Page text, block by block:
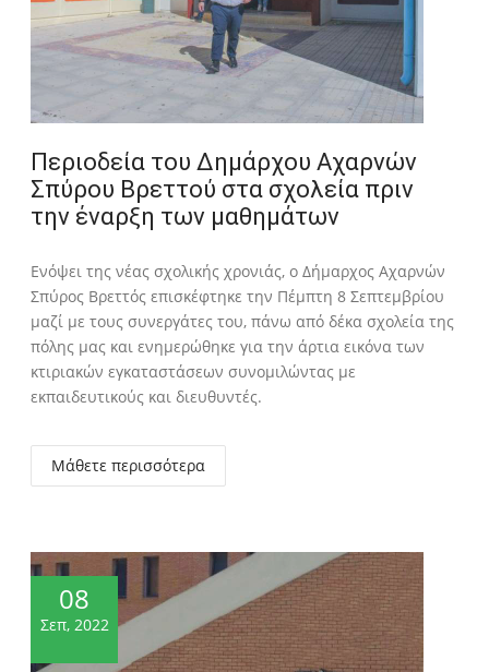
Περιοδεία του Δημάρχου Αχαρνών
Σπύρου Βρεττού στα σχολεία πριν
την έναρξη των μαθημάτων
Ενόψει της νέας σχολικής χρονιάς, ο Δήμαρχος Αχαρνών
Σπύρος Βρεττός επισκέφτηκε την Πέμπτη 8 Σεπτεμβρίου
μαζί με τους συνεργάτες του, πάνω από δέκα σχολεία της
πόλης μας και ενημερώθηκε για την άρτια εικόνα των
κτιριακών εγκαταστάσεων συνομιλώντας με
εκπαιδευτικούς και διευθυντές.
Μάθετε περισσότερα
08
Σεπ, 2022